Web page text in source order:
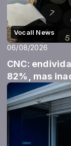
Vocall News
06/08/2026
CNC:
82%, mas